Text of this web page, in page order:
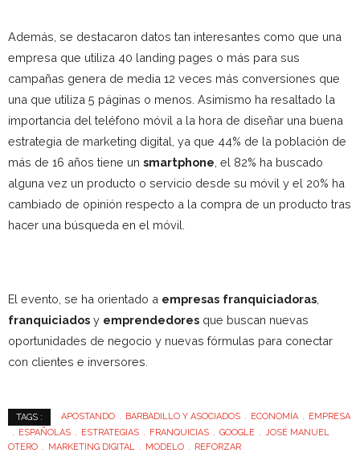
Además, se destacaron datos tan interesantes como que una
empresa que utiliza 40 landing pages o más para sus
campañas genera de media 12 veces más conversiones que
una que utiliza 5 páginas o menos. Asimismo ha resaltado la
importancia del teléfono móvil a la hora de diseñar una buena
estrategia de marketing digital, ya que 44% de la población de
más de 16 años tiene un smartphone , el 82% ha buscado
alguna vez un producto o servicio desde su móvil y el 20% ha
cambiado de opinión respecto a la compra de un producto tras
hacer una búsqueda en el móvil.
El evento, se ha orientado a empresas franquiciadoras
franquiciados y emprendedores que buscan nuevas
oportunidades de negocio y nuevas fórmulas para conectar
con clientes e inversores.
TAGS : APOSTANDO BARBADILLO Y ASOCIADOS ECONOMÍA
EMPRESA
ESPAÑOLAS
ESTRATEGIAS FRANQUICIAS GOOGLE
JOSÉ MANUEL
OTERO
MARKETING DIGITAL MODELO REFORZAR